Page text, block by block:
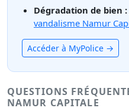
Dégradation de bien :
vandalisme Namur
Accéder à MyPolice →
QUESTIONS
NAMUR CAPITALE